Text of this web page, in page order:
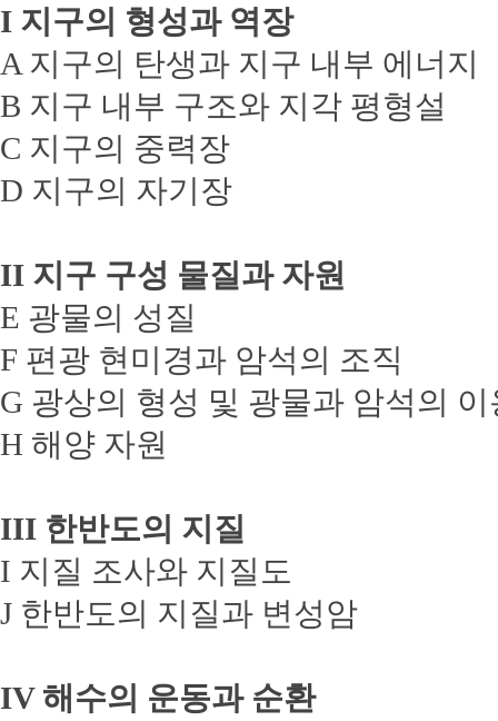
I 지구의 형성과 역장
A 지구의 탄생과 지구 내부 에너지
B 지구 내부 구조와 지각 평형설
C 지구의 중력장
D 지구의 자기장
II 지구 구성 물질과 자원
E 광물의 성질
F 편광 현미경과 암석의 조직
G 광상의 형성 및 광물과 암석의 이
H 해양 자원
III 한반도의 지질
I 지질 조사와 지질도
J 한반도의 지질과 변성암
IV 해수의 운동과 순환